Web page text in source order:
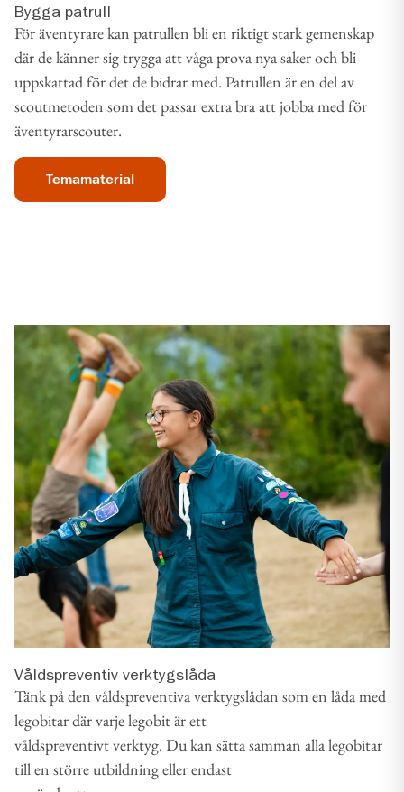
Bygga patrull
För äventyrare kan patrullen bli en riktigt stark gemenskap
där de känner sig trygga att våga prova nya saker och bli
uppskattad för det de bidrar med. Patrullen är en del av
scoutmetoden som det passar extra bra att jobba med för
äventyrarscouter.
Temamaterial
Våldspreventiv verktygslåda
Tänk på den våldspreventiva verktygslådan som en låda med
legobitar där varje legobit är ett
våldspreventivt verktyg. Du kan sätta samman alla legobitar
till en större utbildning eller endast